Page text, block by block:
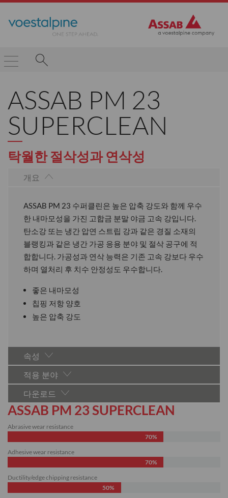
ASSAB PM 23
SUPERCLEAN
탁월한 절삭성과 연삭성
개요
ASSAB PM 23 수퍼클린은 높은 압축 강도와 함께 우수
한 내마모성을 가진 고합금 분말 야금 고속 강입니다.
탄소강 또는 냉간 압연 스트립 강과 같은 경질 소재의
블랭킹과 같은 냉간 가공 응용 분야 및 절삭 공구에 적
합합니다. 가공성과 연삭 능력은 기존 고속 강보다 우수
하며 열처리 후 치수 안정성도 우수합니다.
좋은 내마모성
칩핑 저항 양호
높은 압축 강도
속성
적용 분야
다운로드
ASSAB PM 23 SUPERCLEAN
Abrasive wear resistance
70%
Adhesive wear resistance
70%
Ductility/edge chipping resistance
50%